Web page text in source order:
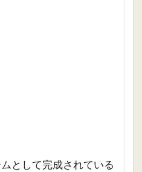
として完成されている